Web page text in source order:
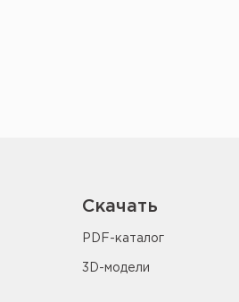
Скачать
PDF-каталог
3D-модели